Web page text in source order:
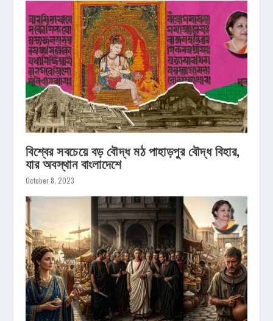
বিশ্বের সবচেয়ে বড় বৌদ্ধ মঠ পাহাড়পুর বৌদ্ধ বিহার,
যার অবস্থান বাংলাদেশে
October 8, 2023